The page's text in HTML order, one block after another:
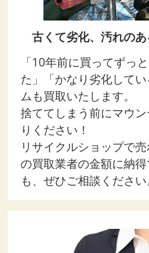
古くて劣化、汚れの
「10年前に買ってずっ
た」「かなり劣化して
ムも買取いたします。
捨ててしまう前にマウ
りください！
リサイクルショップで
の買取業者の金額に納
も、ぜひご相談ください